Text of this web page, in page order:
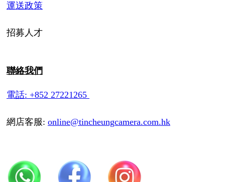
運送政策
招募人才
聯絡我們
電話: +852 27221265
網店客服: online@tincheungcamera.com.hk